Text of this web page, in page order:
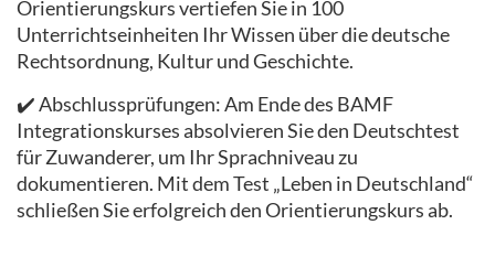
Orientierungskurs vertiefen Sie in 100
Unterrichtseinheiten Ihr Wissen über die deutsche
Rechtsordnung, Kultur und Geschichte.
✔️ Abschlussprüfungen: Am Ende des BAMF
Integrationskurses absolvieren Sie den Deutschtest
für Zuwanderer, um Ihr Sprachniveau zu
dokumentieren. Mit dem Test „Leben in Deutschland“
schließen Sie erfolgreich den Orientierungskurs ab.